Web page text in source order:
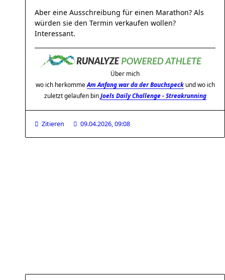
Aber eine Ausschreibung für einen Marathon? Als
würden sie den Termin verkaufen wollen?
Interessant.
Über mich
wo ich herkomme Am Anfang war da der Bauchspeckund wo ich
zuletzt gelaufen binJoels Daily Challenge - Streakrunning
Zitieren 09.04.2026, 09:08